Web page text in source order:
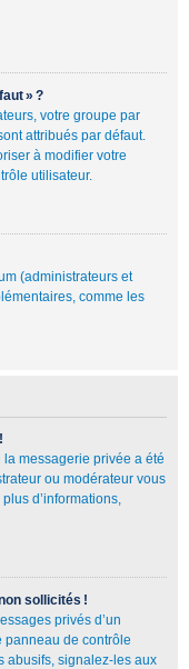
» ?
votre groupe par
attribués par défaut.
à modifier votre
utilisateur.
(administrateurs et
comme les
la messagerie privée a été
ou modérateur vous
d’informations,
sollicités !
privés d’un
panneau de contrôle
abusifs, signalez-les aux